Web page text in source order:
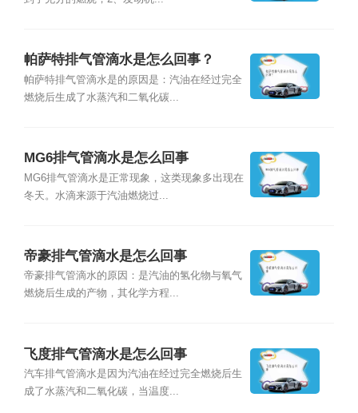
帕萨特排气管滴水是怎么回事？
帕萨特排气管滴水是的原因是：汽油在经过完全
燃烧后生成了水蒸汽和二氧化碳...
MG6排气管滴水是怎么回事
MG6排气管滴水是正常现象，这类现象多出现在
冬天。水滴来源于汽油燃烧过...
帝豪排气管滴水是怎么回事
帝豪排气管滴水的原因：是汽油的氢化物与氧气
燃烧后生成的产物，其化学方程...
飞度排气管滴水是怎么回事
汽车排气管滴水是因为汽油在经过完全燃烧后生
成了水蒸汽和二氧化碳，当温度...